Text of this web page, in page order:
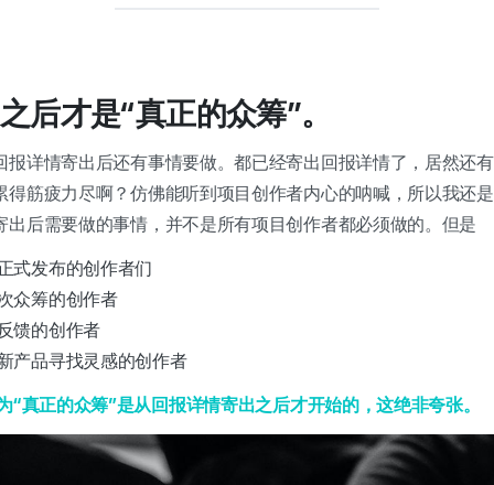
后才是“真正的众筹”。
报详情寄出后还有事情要做。都已经寄出回报详情了，居然还
得筋疲力尽啊？仿佛能听到项目创作者内心的呐喊，所以我还
出后需要做的事情，并不是所有项目创作者都必须做的。但是
式发布的创作者们
众筹的创作者
馈的创作者
产品寻找灵感的创作者
“真正的众筹”是从回报详情寄出之后才开始的，这绝非夸张。